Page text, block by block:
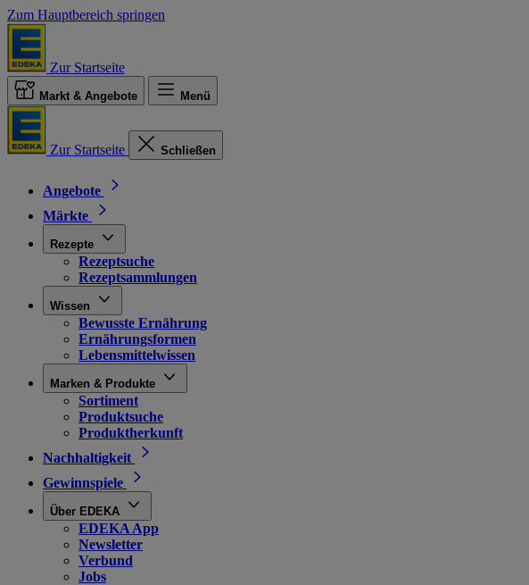
Zum Hauptbereich springen
Zur Startseite
Markt & Angebote Menü
Zur Startseite Schließen
Angebote
Märkte
Rezepte
Rezeptsuche
Rezeptsammlungen
Wissen
Bewusste Ernährung
Ernährungsformen
Lebensmittelwissen
Marken & Produkte
Sortiment
Produktsuche
Produktherkunft
Nachhaltigkeit
Gewinnspiele
Über EDEKA
EDEKA App
Newsletter
Verbund
Jobs